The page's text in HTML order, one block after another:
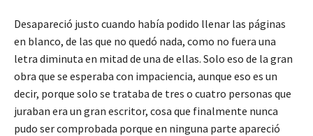
Desapareció justo cuando había podido llenar las páginas
en blanco, de las que no quedó nada, como no fuera una
letra diminuta en mitad de una de ellas. Solo eso de la gran
obra que se esperaba con impaciencia, aunque eso es un
decir, porque solo se trataba de tres o cuatro personas que
juraban era un gran escritor, cosa que finalmente nunca
pudo ser comprobada porque en ninguna parte apareció